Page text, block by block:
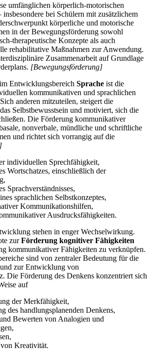
umfänglichen körperlich-motorischen
bei Schülern mit zusätzlichem
körperliche und motorische
in der Bewegungsförderung sowohl
therapeutische Konzepte als auch
rehabilitative Maßnahmen zur Anwendung.
Zusammenarbeit auf Grundlage
[Bewegungsförderung]
im Entwicklungsbereich Sprache ist die
kommunikativen und sprachlichen
anderen mitzuteilen, steigert die
Selbstbewusstsein und motiviert, sich die
Die Förderung kommunikativer
nonverbale, mündliche und schriftliche
und richtet sich vorrangig auf die
individuellen Sprechfähigkeit,
Wortschatzes, einschließlich der
Sprachverständnisses,
sprachlichen Selbstkonzeptes,
Kommunikationshilfen,
Ausdrucksfähigkeiten.
stehen in enger Wechselwirkung.
zurFörderung kognitiver Fähigkeiten
kommunikativer Fähigkeiten zu verknüpfen.
sind von zentraler Bedeutung für die
zur Entwicklung von
Die Förderung des Denkens konzentriert sich
auf
der Merkfähigkeit,
des handlungsplanenden Denkens,
Bewerten von Analogien und
Kreativität.